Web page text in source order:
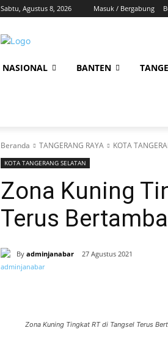
Sabtu, Agustus 8, 2026 Masuk / Bergabung
NASIONAL BANTEN
Beranda TANGERANG RAYA KOTA
KOTA TANGERANG SELATAN
Zona Kuning
Terus
By adminjanabar 27 Agustus 2021
Zona Kuning Tingkat RT di Tangsel Terus